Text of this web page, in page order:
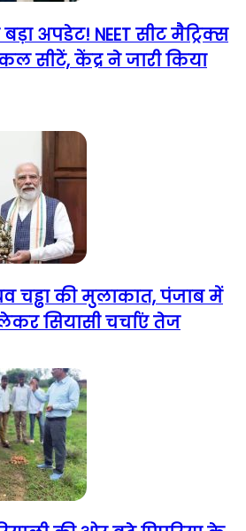
बड़ा अपडेट! NEET सीट मैट्रिक्स
सीटें, केंद्र ने जारी किया
चड्ढा की मुलाकात, पंजाब में
सियासी चर्चाएं तेज